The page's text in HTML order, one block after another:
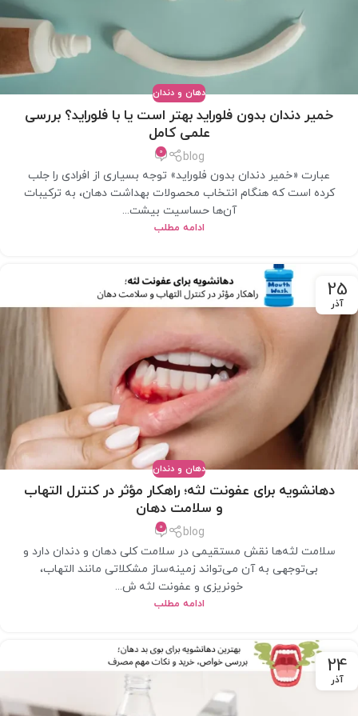
دهان و دندان
خمیر دندان بدون فلوراید بهتر است یا با فلوراید؟ بررسی
علمی کامل
blog
0
عبارت «خمیر دندان بدون فلوراید» توجه بسیاری از افرادی را جلب
کرده است که هنگام انتخاب محصولات بهداشت دهان، به ترکیبات
آن‌ها حساسیت بیشت...
ادامه مطلب
25
آذر
دهان و دندان
دهانشویه برای عفونت لثه؛ راهکار مؤثر در کنترل التهاب
و سلامت دهان
blog
0
سلامت لثه‌ها نقش مستقیمی در سلامت کلی دهان و دندان دارد و
بی‌توجهی به آن می‌تواند زمینه‌ساز مشکلاتی مانند التهاب،
خونریزی و عفونت لثه ش...
ادامه مطلب
24
آذر